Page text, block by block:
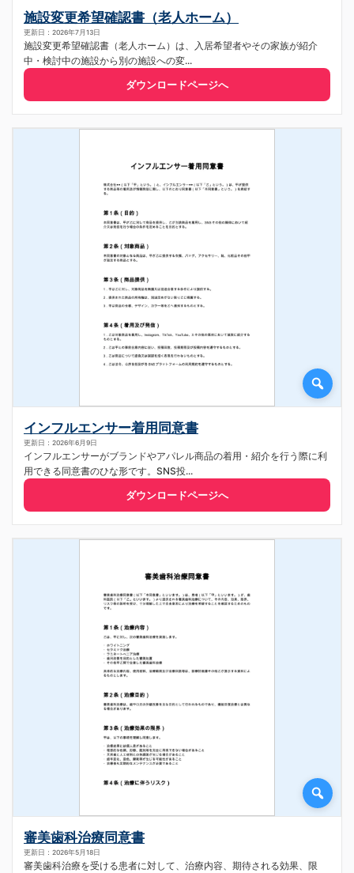
施設変更希望確認書（老人ホーム）
更新日：2026年7月13日
施設変更希望確認書（老人ホーム）は、入居希望者やその家族が紹介
中・検討中の施設から別の施設への変...
ダウンロードページへ
インフルエンサー着用同意書
更新日：2026年6月9日
インフルエンサーがブランドやアパレル商品の着用・紹介を行う際に利
用できる同意書のひな形です。SNS投...
ダウンロードページへ
審美歯科治療同意書
更新日：2026年5月18日
審美歯科治療を受ける患者に対して、治療内容、期待される効果、限